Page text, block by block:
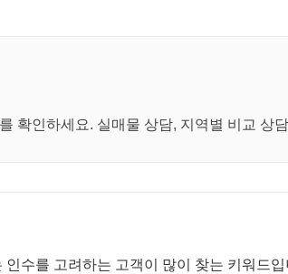
확인하세요. 실매물 상담, 지역별 비교 상
수를 고려하는 고객이 많이 찾는 키워드